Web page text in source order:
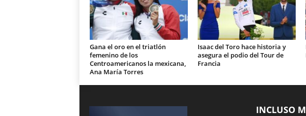
Gana el oro en el triatlón
femenino de los
Centroamericanos la mexicana,
Ana María Torres
Isaac del Toro hace historia y
asegura el podio del Tour de
Francia
INCLUSO